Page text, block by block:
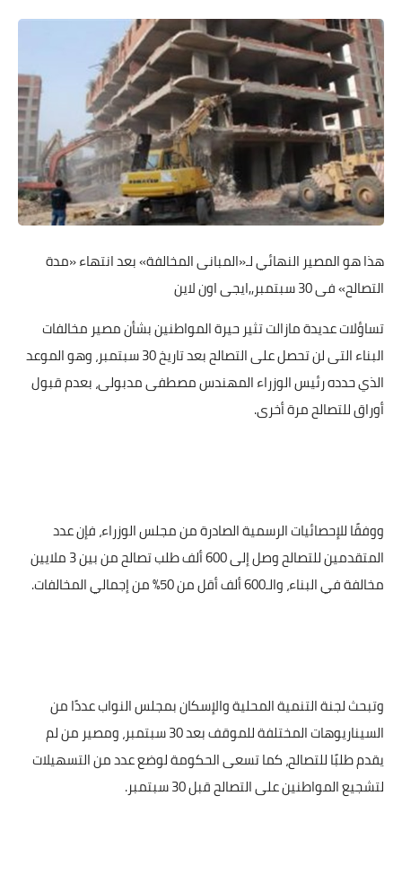
هذا هو المصير النهائي لـ«المبانى المخالفة» بعد انتهاء «مدة
التصالح» فى 30 سبتمبر,,ايجى اون لاين
تساؤلات عديدة مازالت تثير حيرة المواطنين بشأن مصير مخالفات
البناء التى لن تحصل على التصالح بعد تاريخ 30 سبتمبر، وهو الموعد
الذي حدده رئيس الوزراء المهندس مصطفى مدبولى، بعدم قبول
أوراق للتصالح مرة أخرى.
ووفقًا للإحصائيات الرسمية الصادرة من مجلس الوزراء، فإن عدد
المتقدمين للتصالح وصل إلى 600 ألف طلب تصالح من بين 3 ملايين
مخالفة في البناء، والـ600 ألف أقل من 50% من إجمالي المخالفات.
وتبحث لجنة التنمية المحلية والإسكان بمجلس النواب عددًا من
السيناريوهات المختلفة للموقف بعد 30 سبتمبر، ومصير من لم
يقدم طلبًا للتصالح، كما تسعى الحكومة لوضع عدد من التسهيلات
لتشجيع المواطنين على التصالح قبل 30 سبتمبر.